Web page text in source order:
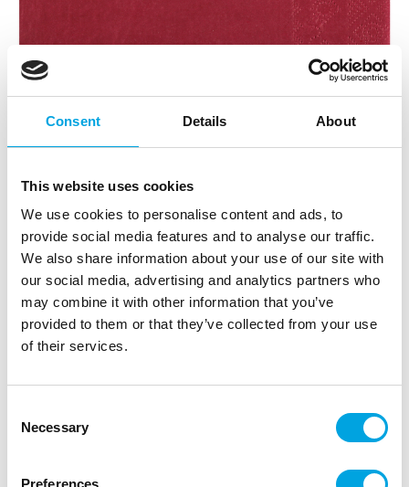
Consent Details About
This website uses cookies
We use cookies to personalise content and ads, to
provide social media features and to analyse our traffic.
We also share information about your use of our site with
our social media, advertising and analytics partners who
may combine it with other information that you’ve
provided to them or that they’ve collected from your use
of their services.
Selection
Necessary
Preferences
Isot lautasliinat, viininpunainen
Tuotetunnus (SKU): S8083021 Santex |
EAN: 3660380090151
Kauniit, isot servetit trendiväreissä